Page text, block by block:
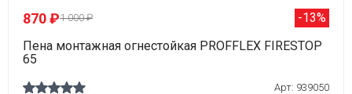
870 ₽1 000 ₽
-13%
Пена монтажная огнестойкая PROFFLEX FIRESTOP
65
Арт: 939050